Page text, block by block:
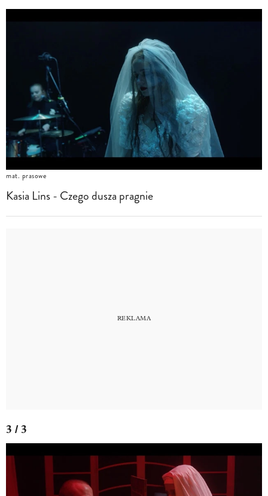
mat. prasowe
Kasia Lins - Czego dusza pragnie
3 / 3